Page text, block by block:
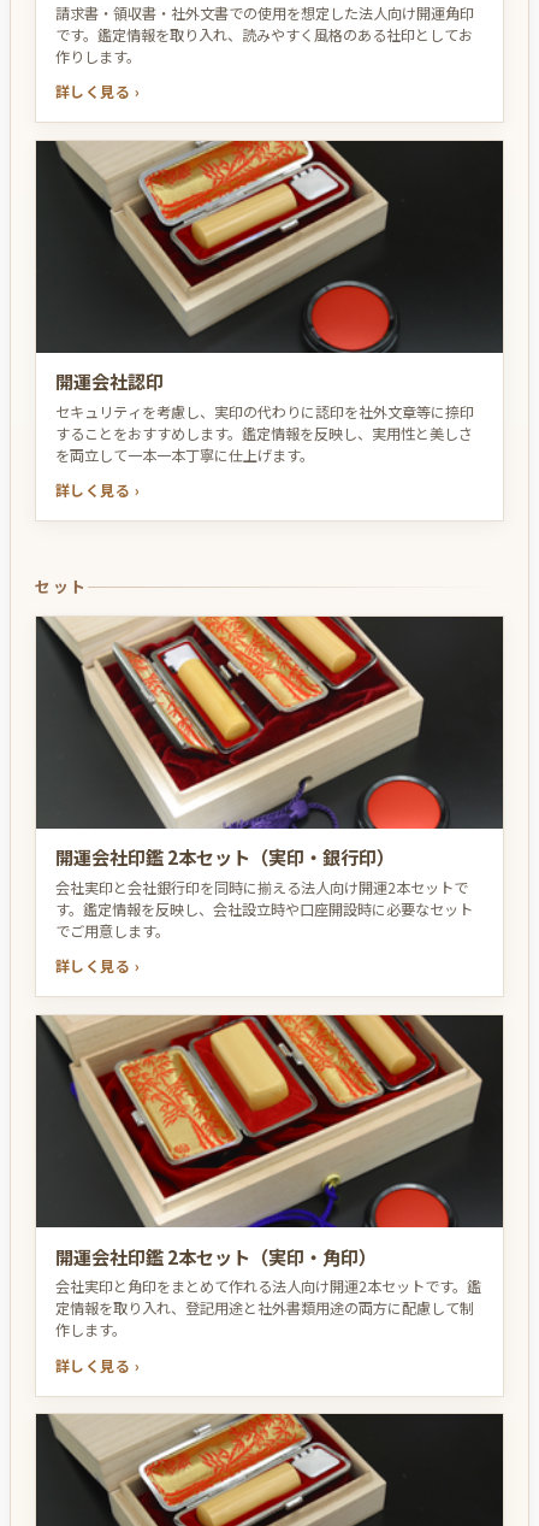
請求書・領収書・社外文書での使用を想定した法人向け開運角印
です。鑑定情報を取り入れ、読みやすく風格のある社印としてお
作りします。
詳しく見る ›
開運会社認印
セキュリティを考慮し、実印の代わりに認印を社外文章等に捺印
することをおすすめします。鑑定情報を反映し、実用性と美しさ
を両立して一本一本丁寧に仕上げます。
詳しく見る ›
セット
開運会社印鑑 2本セット（実印・銀行印）
会社実印と会社銀行印を同時に揃える法人向け開運2本セットで
す。鑑定情報を反映し、会社設立時や口座開設時に必要なセット
でご用意します。
詳しく見る ›
開運会社印鑑 2本セット（実印・角印）
会社実印と角印をまとめて作れる法人向け開運2本セットです。鑑
定情報を取り入れ、登記用途と社外書類用途の両方に配慮して制
作します。
詳しく見る ›